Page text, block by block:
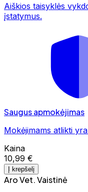
Aiškios taisyklės
įstatymus.
Saugus apmokėjimas
Mokėjimams atlikti
Kaina
10,99 €
Į krepšelį
Aro Vet. Vaistinė